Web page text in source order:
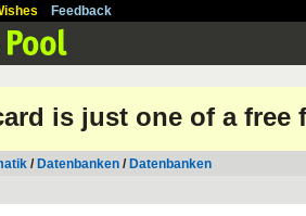
Feedback
is just one of a free
/ Datenbanken / Datenbanken